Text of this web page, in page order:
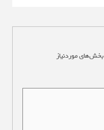
بخش‌های موردنیاز